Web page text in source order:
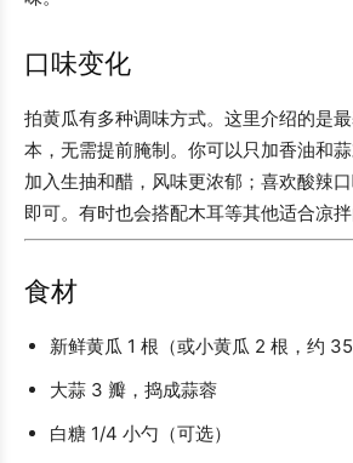
口味变化
拍黄瓜有多种调味方式。这里介绍的是
本，无需提前腌制。你可以只加香油和
加入生抽和醋，风味更浓郁；喜欢酸辣
即可。有时也会搭配木耳等其他适合凉拌
食材
新鲜黄瓜 1 根（或小黄瓜 2 根，约
大蒜 3 瓣，捣成蒜蓉
白糖 1/4 小勺（可选）